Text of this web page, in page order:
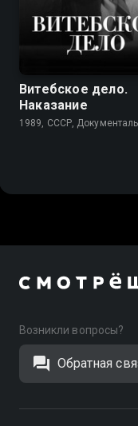
Витебское дело.
Наказание
1989, СССР,
Возникли вопросы?
Обратная